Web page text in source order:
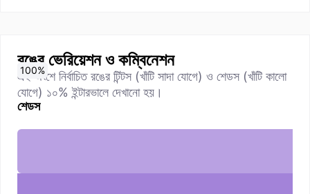
রঙের ভেরিয়েশন ও কম্বিনেশন
এই অংশে নির্বাচিত রঙের টিন্টস (খাঁটি সাদা যোগে) ও শেডস (খাঁটি কালো
যোগে) ১০% ইন্টারভালে দেখানো হয়।
শেডস
0%
10%
20%
30%
40%
50%
60%
70%
80%
90%
100%